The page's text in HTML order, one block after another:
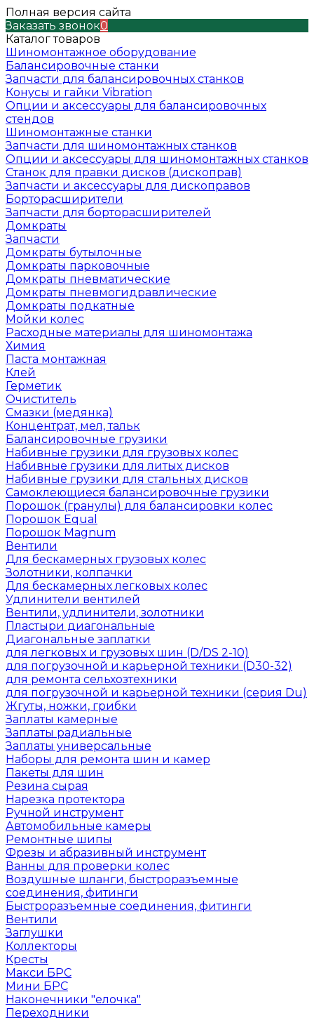
Полная версия сайта
Заказать звонок0
Каталог товаров
Шиномонтажное оборудование
Балансировочные станки
Запчасти для балансировочных станков
Конусы и гайки Vibration
Опции и аксессуары для балансировочных
стендов
Шиномонтажные станки
Запчасти для шиномонтажных станков
Опции и аксессуары для шиномонтажных станков
Станок для правки дисков (дископрав)
Запчасти и аксессуары для дископравов
Борторасширители
Запчасти для борторасширителей
Домкраты
Запчасти
Домкраты бутылочные
Домкраты парковочные
Домкраты пневматические
Домкраты пневмогидравлические
Домкраты подкатные
Мойки колес
Расходные материалы для шиномонтажа
Химия
Паста монтажная
Клей
Герметик
Очиститель
Смазки (медянка)
Концентрат, мел, тальк
Балансировочные грузики
Набивные грузики для грузовых колес
Набивные грузики для литых дисков
Набивные грузики для стальных дисков
Самоклеющиеся балансировочные грузики
Порошок (гранулы) для балансировки колес
Порошок Equal
Порошок Magnum
Вентили
Для бескамерных грузовых колес
Золотники, колпачки
Для бескамерных легковых колес
Удлинители вентилей
Вентили, удлинители, золотники
Пластыри диагональные
Диагональные заплатки
для легковых и грузовых шин (D/DS 2-10)
для погрузочной и карьерной техники (D30-32)
для ремонта сельхозтехники
для погрузочной и карьерной техники (серия Du)
Жгуты, ножки, грибки
Заплаты камерные
Заплаты радиальные
Заплаты универсальные
Наборы для ремонта шин и камер
Пакеты для шин
Резина сырая
Нарезка протектора
Ручной инструмент
Автомобильные камеры
Ремонтные шипы
Фрезы и абразивный инструмент
Ванны для проверки колес
Воздушные шланги, быстроразъемные
соединения, фитинги
Быстроразъемные соединения, фитинги
Вентили
Заглушки
Коллекторы
Кресты
Макси БРС
Мини БРС
Наконечники "елочка"
Переходники